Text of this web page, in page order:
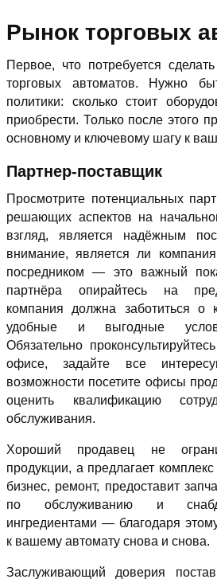
Рынок торговых
Первое, что потребуется
торговых автоматов. Нужно
политики: сколько стоит
приобрести. Только после этого
основному и ключевому шагу к
Партнер-поставщик
Просмотрите потенциальных
решающих аспектов на
взгляд, является надёжным
внимание, является ли
посредником — это важный
партнёра опирайтесь на
компания должна заботиться о
удобные и выгодные
Обязательно
офисе, задайте все
возможности посетите офисы
оценить квалификацию
обслуживания.
Хороший продавец не
продукции, а предлагает
бизнес, ремонт, предоставит
по обслуживанию и
ингредиентами — благодаря
к вашему автомату снова и снова.
Заслуживающий доверия